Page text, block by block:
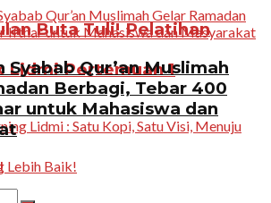
Buta Tuli! Pelatihan
Lidmi Pertemuan 1
Syabab Qur’an Muslimah
Berbagi, Tebar 400
untuk Mahasiswa dan